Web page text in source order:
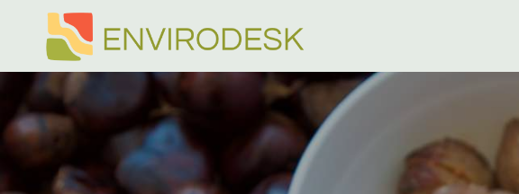
Doorgaan